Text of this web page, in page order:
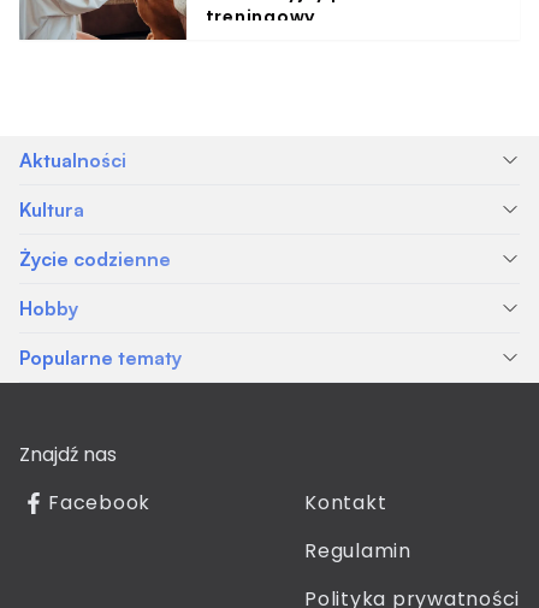
treningowy
Aktualności
Kultura
Życie codzienne
Hobby
Popularne tematy
Znajdź nas
Facebook
Kontakt
Regulamin
Polityka prywatności